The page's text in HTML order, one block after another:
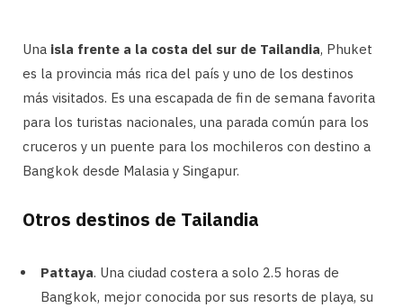
Una isla frente a la costa del sur de Tailandia, Phuket
es la provincia más rica del país y uno de los destinos
más visitados. Es una escapada de fin de semana favorita
para los turistas nacionales, una parada común para los
cruceros y un puente para los mochileros con destino a
Bangkok desde Malasia y Singapur.
Otros destinos de Tailandia
Pattaya. Una ciudad costera a solo 2.5 horas de
Bangkok, mejor conocida por sus resorts de playa, su